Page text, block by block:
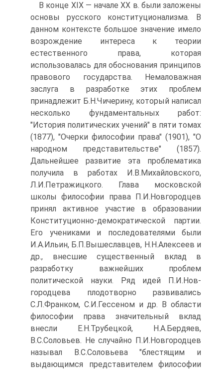
В конце XIX — начале XX в. были заложены
основы русского конституционализма. В
данном контексте большое значение имело
возрождение интереса к теории
естественного права, которая
использовалась для обоснования принципов
правового государства. Немаловажная
заслуга в разработке этих проблем
принадлежит Б.Н.Чичерину, который написал
несколько фундаментальных работ:
"История политических учений" в пяти томах
(1877), "Очерки философии права" (1901), "О
народном представительстве" (1857).
Дальнейшее развитие эта проблематика
получила в работах И.В.Михайловского,
Л.И.Петражицкого. Глава московской
школы философии права П.И.Новгородцев
принял активное участие в образовании
Конституционно-демократической партии.
Его учениками и последователями были
И.А.Ильин, Б.П.Вышеславцев, Н.Н.Алексеев и
др., внесшие существенный вклад в
разработку важнейших проблем
политической науки. Ряд идей П.И.Нов-
городцева плодотворно развивались
С.Л.Франком, С.И.Гессеном и др. В области
философии права значительный вклад
внесли Е.Н.Трубецкой, Н.А.Бердяев,
В.С.Соловьев. Не случайно П.И.Новгородцев
называл В.С.Соловьева "блестящим и
выдающимся представителем философии